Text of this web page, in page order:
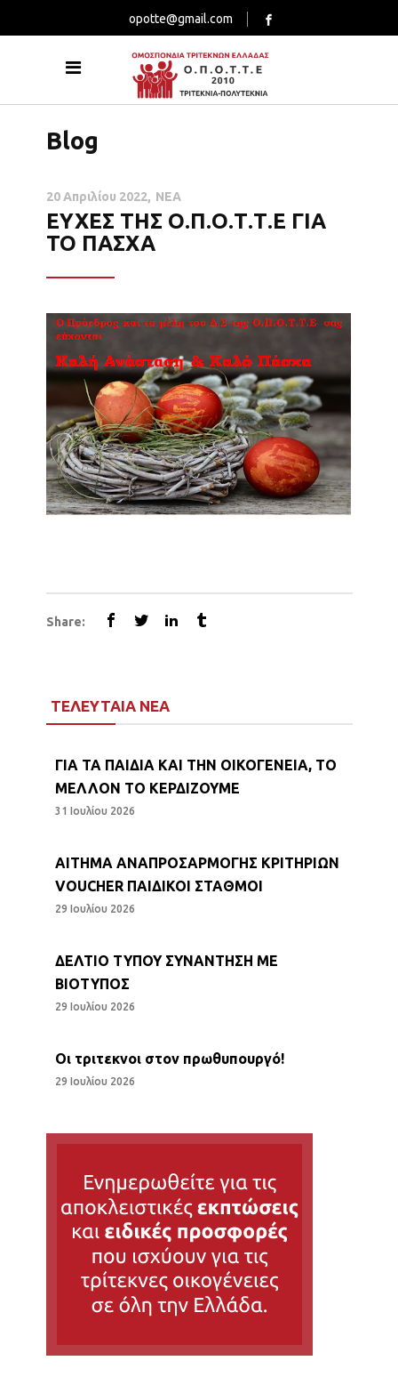
opotte@gmail.com
Blog
20 Απριλίου 2022 ΝΕΑ
ΕΥΧΕΣ ΤΗΣ Ο.Π.Ο.Τ.Τ.Ε ΓΙΑ
ΤΟ ΠΑΣΧΑ
Share:
ΤΕΛΕΥΤΑΙΑ ΝΕΑ
ΓΙΑ ΤΑ ΠΑΙΔΙΑ ΚΑΙ ΤΗΝ ΟΙΚΟΓΕΝΕΙΑ, ΤΟ
ΜΕΛΛΟΝ ΤΟ ΚΕΡΔΙΖΟΥΜΕ
31 Ιουλίου 2026
ΑΙΤΗΜΑ ΑΝΑΠΡΟΣΑΡΜΟΓΗΣ ΚΡΙΤΗΡΙΩΝ
VOUCHER ΠΑΙΔΙΚΟΙ ΣΤΑΘΜΟΙ
29 Ιουλίου 2026
ΔΕΛΤΙΟ ΤΥΠΟΥ ΣΥΝΑΝΤΗΣΗ ΜΕ
ΒΙΟΤΥΠΟΣ
29 Ιουλίου 2026
Οι τριτεκνοι στον πρωθυπουργό!
29 Ιουλίου 2026